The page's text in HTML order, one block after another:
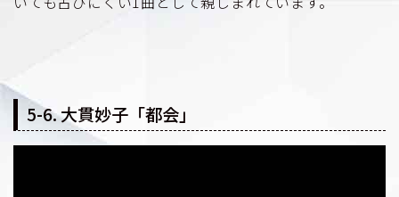
5-6. 大貫妙子「都会」